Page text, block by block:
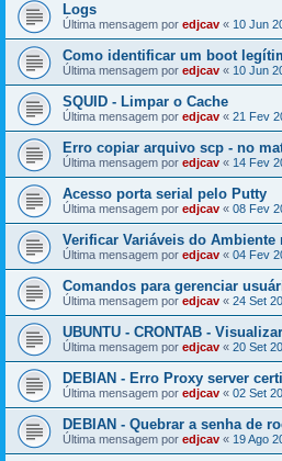
Logs
Última mensagem por edjcav « 10 Jun
Como identificar um boot
Última mensagem por edjcav « 10 Jun
SQUID - Limpar o Cache
Última mensagem por edjcav « 21 Fev
Erro copiar arquivo scp - no
Última mensagem por edjcav « 14 Fev
Acesso porta serial pelo Putty
Última mensagem por edjcav « 08 Fev
Verificar Variáveis do Ambiente
Última mensagem por edjcav « 04 Fev
Comandos para gerenciar
Última mensagem por edjcav « 24 Set
UBUNTU - CRONTAB -
Última mensagem por edjcav « 20 Set
DEBIAN - Erro Proxy server
Última mensagem por edjcav « 02 Set
DEBIAN - Quebrar a senha de
Última mensagem por edjcav « 19 Ago